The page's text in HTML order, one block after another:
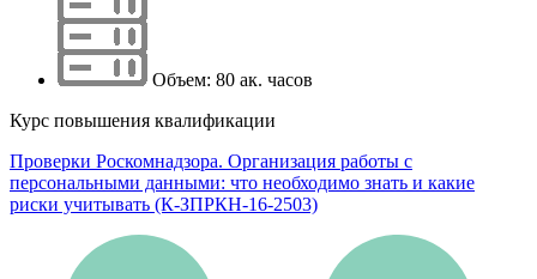
Объем: 80 ак. часов
Курс повышения квалификации
Проверки Роскомнадзора. Организация работы с
персональными данными: что необходимо знать и какие
риски учитывать (К-ЗПРКН-16-2503)